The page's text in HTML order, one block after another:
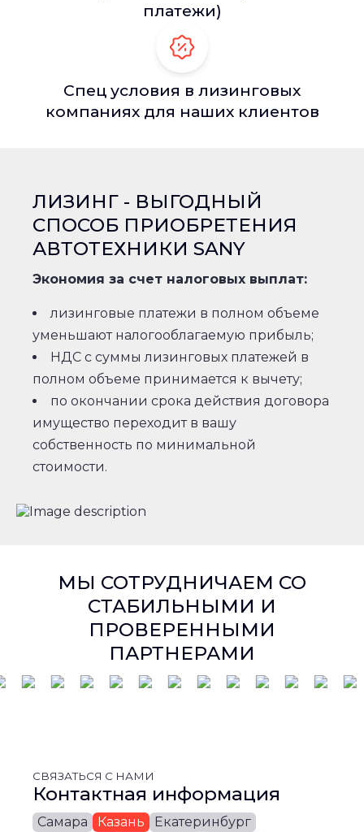
платежи)
Спец условия в лизинговых
компаниях для наших клиентов
ЛИЗИНГ - ВЫГОДНЫЙ
СПОСОБ ПРИОБРЕТЕНИЯ
АВТОТЕХНИКИ SANY
Экономия за счет налоговых выплат:
лизинговые платежи в полном объеме
уменьшают налогооблагаемую прибыль;
НДС с суммы лизинговых платежей в
полном объеме принимается к вычету;
по окончании срока действия договора
имущество переходит в вашу
собственность по минимальной
стоимости.
МЫ СОТРУДНИЧАЕМ СО
СТАБИЛЬНЫМИ И
ПРОВЕРЕННЫМИ
ПАРТНЕРАМИ
СВЯЗАТЬСЯ С НАМИ
Контактная информация
Самара Казань
Екатеринбург